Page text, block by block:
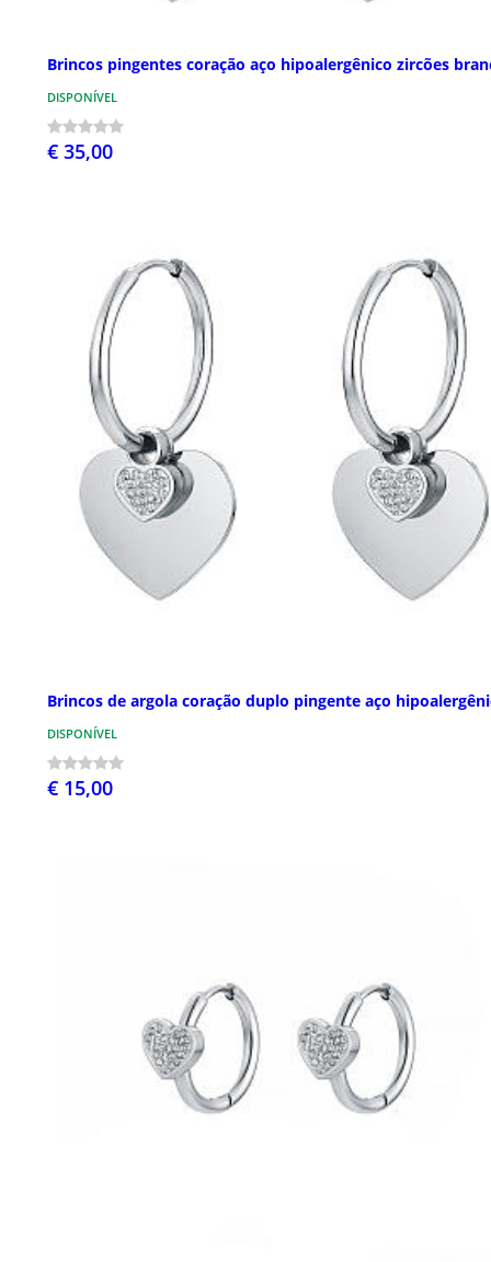
Brincos pingentes coração aço hipoalergênico zircões
DISPONÍVEL
€ 35,00
Brincos de argola coração duplo pingente aço
DISPONÍVEL
€ 15,00